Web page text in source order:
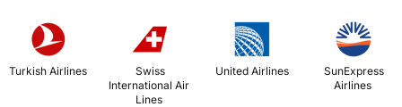
Turkish Airlines
International Air
Lines
United Airlines
Airlines